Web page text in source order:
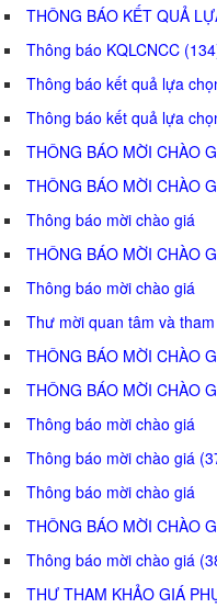
THÔNG BÁO KẾT QUẢ
Thông báo KQLCNCC
Thông báo kết quả lựa
Thông báo kết quả lựa
THÔNG BÁO MỜI CHÀO
THÔNG BÁO MỜI CHÀO
Thông báo mời chào giá
THÔNG BÁO MỜI CHÀO
Thông báo mời chào giá
Thư mời quan tâm và
THÔNG BÁO MỜI CHÀO
THÔNG BÁO MỜI CHÀO
Thông báo mời chào giá
Thông báo mời chào giá
Thông báo mời chào giá
THÔNG BÁO MỜI CHÀO
Thông báo mời chào giá
THƯ THAM KHẢO GIÁ